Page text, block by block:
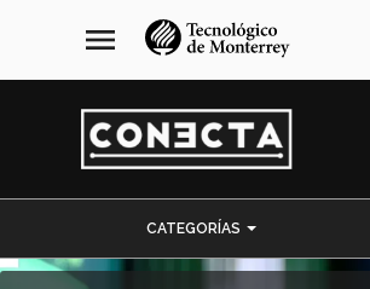
navegación
principal
menu
CATEGORÍAS